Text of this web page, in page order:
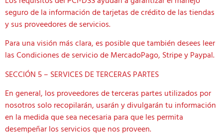
seguro de la información de tarjetas de crédito de las tiendas
y sus proveedores de servicios.
Para una visión más clara, es posible que también desees leer
las Condiciones de servicio de MercadoPago, Stripe y Paypal.
SECCIÓN 5 – SERVICES DE TERCERAS PARTES
En general, los proveedores de terceras partes utilizados por
nosotros solo recopilarán, usarán y divulgarán tu información
en la medida que sea necesaria para que les permita
desempeñar los servicios que nos proveen.